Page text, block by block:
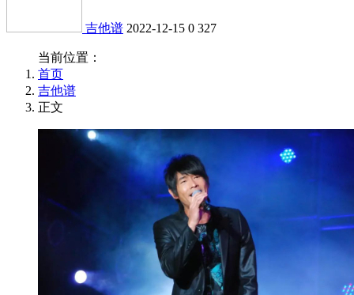
吉他谱 2022-12-15 0 327
当前位置：
首页
吉他谱
正文